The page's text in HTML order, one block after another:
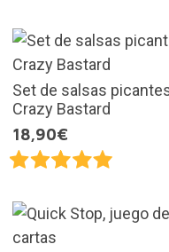
Set de salsas
Crazy Bastard
18,90€